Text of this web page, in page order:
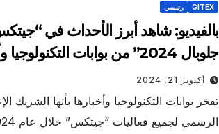
GITEX رئيسي
بالفيديو: شاهد أبرز الأحداث في
جلوبال 2024” من بوابات التكنولوجيا وأخبارها
أكتوبر 21, 2024
تفخر بوابات التكنولوجيا وأخبارها بأنها الشريك